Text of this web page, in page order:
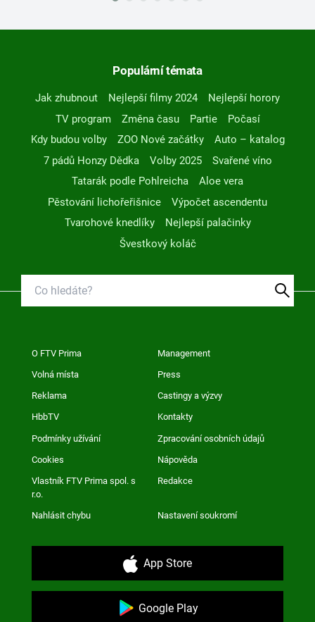
Populární témata
Jak zhubnout Nejlepší filmy 2024
Nejlepší horory
TV program
Změna času Partie
Počasí
Kdy budou volby
ZOO Nové začátky
Auto – katalog
7 pádů Honzy Dědka
Volby 2025
Svařené víno
Tatarák podle Pohlreicha
Aloe vera
Pěstování lichořeřišnice
Výpočet ascendentu
Tvarohové knedlíky
Nejlepší palačinky
Švestkový koláč
O FTV Prima Management
Volná místa Press
Reklama Castingy a výzvy
HbbTV Kontakty
Podmínky užívání Zpracování osobních údajů
Cookies Nápověda
Vlastník FTV Prima spol. s
r.o.
Redakce
Nahlásit chybu Nastavení soukromí
App Store
Google Play